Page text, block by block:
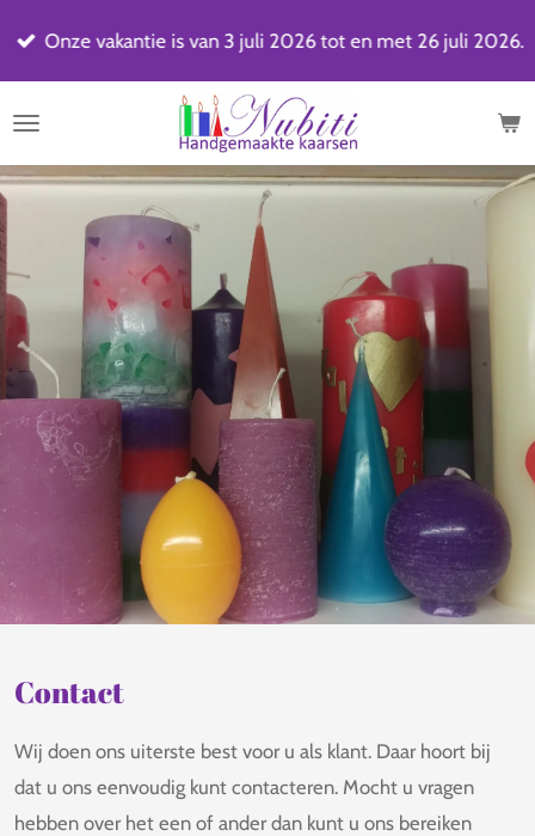
Ga
de
hoofdinhoud
Onze vakantie is van 3 juli 2026 tot en met 26 juli 2026.
Contact
Wij doen ons uiterste best voor u als klant. Daar hoort bij
dat u ons eenvoudig kunt contacteren. Mocht u vragen
hebben over het een of ander dan kunt u ons bereiken